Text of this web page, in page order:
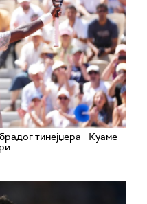
тинејџера - Куаме